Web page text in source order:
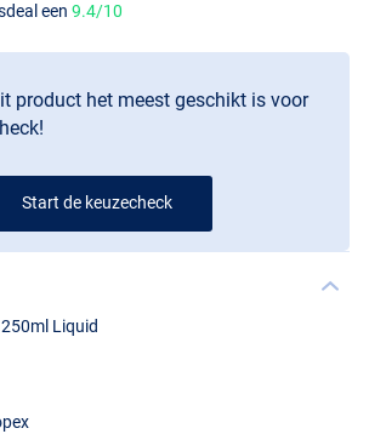
een9.4/10
product het meest geschikt is voor
Start de keuzecheck
Liquid